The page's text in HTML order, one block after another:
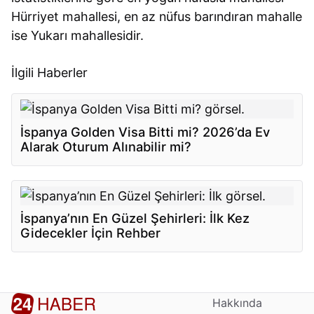
Hürriyet mahallesi, en az nüfus barındıran mahalle
ise Yukarı mahallesidir.
İlgili Haberler
İspanya Golden Visa Bitti mi? 2026’da Ev
Alarak Oturum Alınabilir mi?
İspanya’nın En Güzel Şehirleri: İlk Kez
Gidecekler İçin Rehber
Hakkında